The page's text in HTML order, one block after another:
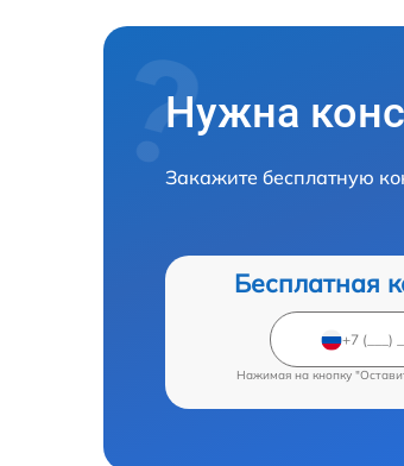
Нужна
Закажите бесплатную
Бесплатная
Нажимая на кнопку